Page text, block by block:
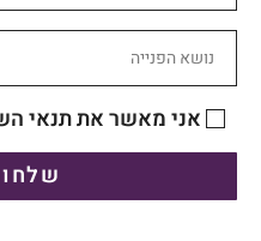
אני מאשר את תנאי